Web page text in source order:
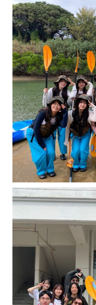
卒業旅行シーズンという事で学生のお客様が増えております！ お友達、家族、好き